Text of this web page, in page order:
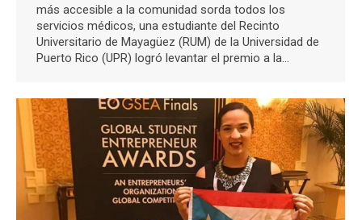
más accesible a la comunidad sorda todos los
servicios médicos, una estudiante del Recinto
Universitario de Mayagüez (RUM) de la Universidad de
Puerto Rico (UPR) logró levantar el premio a la…